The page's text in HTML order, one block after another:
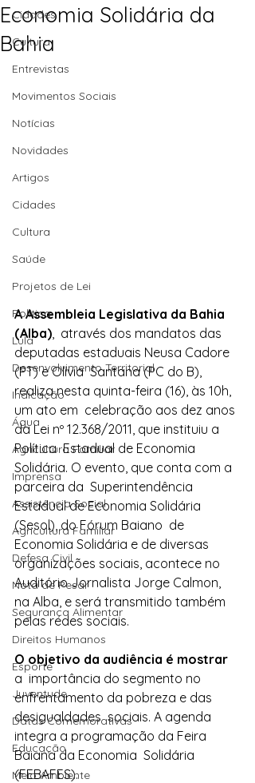
Cidades
Cultura
Entrevistas
Movimentos Sociais
Notícias
Novidades
Artigos
Cidades
Cultura
Saúde
Projetos de Lei
Política
Lula
Desenvolvimento Territorial
Indicação
Água
Agricultura Familiar
Imprensa
Assistência Social
Agricultura Familiar
Defesa Civil
Nota de Pesar
Segurança Alimentar
Direitos Humanos
Esporte
Juventude
Datas Comemorativas
Educação
Meio Ambiente
Economia Solidária da
Bahia
A Assembleia Legislativa da Bahia
(Alba),  através dos mandatos das
deputadas estaduais Neusa Cadore
(PT) e Olívia  Santana (PC do B),
realiza nesta quinta-feira (16), às 10h,
um ato em  celebração aos dez anos
da Lei nº 12.368/2011, que instituiu a
Política  Estadual de Economia
Solidária. O evento, que conta com a
parceira da  Superintendência
Estadual de Economia Solidária
(Sesol), do Fórum Baiano  de
Economia Solidária e de diversas
organizações sociais, acontece no
Auditório Jornalista Jorge Calmon,
na Alba, e será transmitido também
pelas redes sociais.
O objetivo da audiência é mostrar
a  importância do segmento no
enfrentamento da pobreza e das
desigualdades  sociais. A agenda
integra a programação da Feira
Baiana da Economia  Solidária
(FEBAFES).